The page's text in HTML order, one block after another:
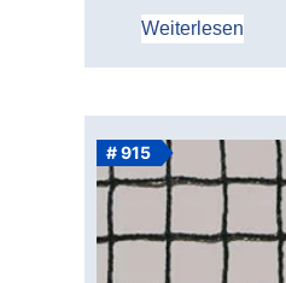
Weiterlesen
# 915